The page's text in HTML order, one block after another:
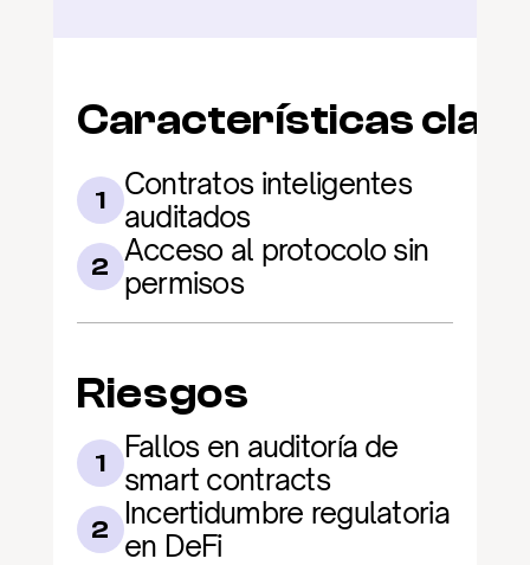
Características
1
Contratos inteligentes
auditados
2 Acceso al protocolo sin
permisos
Riesgos
1
Fallos en auditoría de
smart contracts
2 Incertidumbre regulatoria
en DeFi